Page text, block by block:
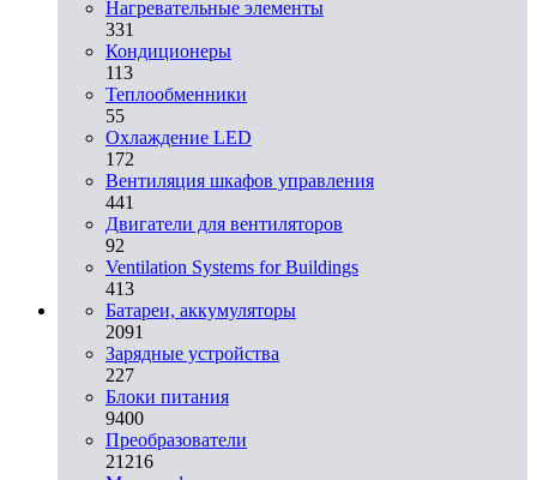
Нагревательные элементы
331
Кондиционеры
113
Теплообменники
55
Охлаждение LED
172
Вентиляция шкафов управления
441
Двигатели для вентиляторов
92
Ventilation Systems for Buildings
413
Батареи, аккумуляторы
2091
Зарядные устройства
227
Блоки питания
9400
Преобразователи
21216